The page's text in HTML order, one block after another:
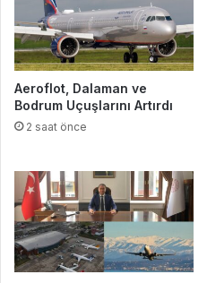
Aeroflot, Dalaman ve
Bodrum Uçuşlarını Artırdı
2 saat önce